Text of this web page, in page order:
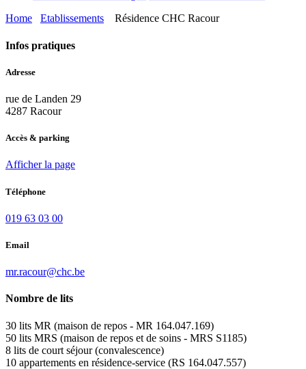
Home
Etablissements Résidence CHC Racour
Infos pratiques
Adresse
rue de Landen 29
4287 Racour
Accès & parking
Afficher la page
Téléphone
019 63 03 00
Email
mr.racour@chc.be
Nombre de lits
30 lits MR (maison de repos - MR 164.047.169)
50 lits MRS (maison de repos et de soins - MRS S1185)
8 lits de court séjour (convalescence)
10 appartements en résidence-service (RS 164.047.557)